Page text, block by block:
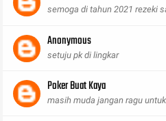
semoga di tahun 2021 rezeki
Anonymous
setuju pk di lingkar
Poker Buat Kaya
masih muda jangan ragu